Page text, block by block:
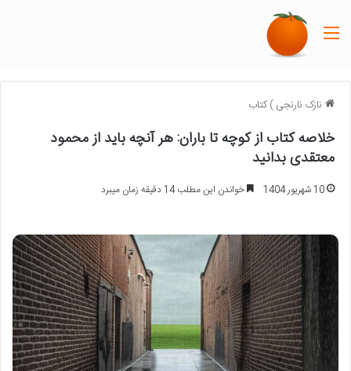
نازک نارنجی)کتاب
خلاصه کتاب از کوچه تا باران: هر آنچه باید از محمود
معتقدی بدانید
10 شهریور 1404 خواندن این مطلب 14 دقیقه زمان میبرد